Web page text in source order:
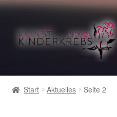
Navigation
springen
Inhalt
springen
Home
Start Aktuelles Seite 2